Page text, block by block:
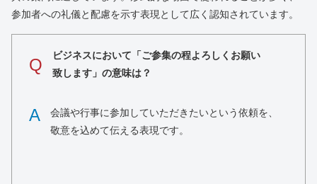
参加者への礼儀と配慮を示す表現として広く認知されています。
Q
ビジネスにおいて「ご参集の程よろしくお願い
致します」の意味は？
A
会議や行事に参加していただきたいという依頼を、
敬意を込めて伝える表現です。